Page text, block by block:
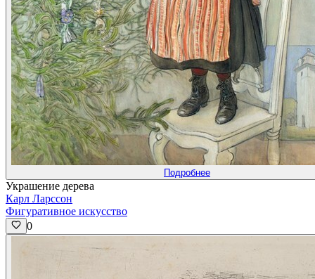
Подробнее
Украшение дерева
Карл Ларссон
Фигуративное искусство
0